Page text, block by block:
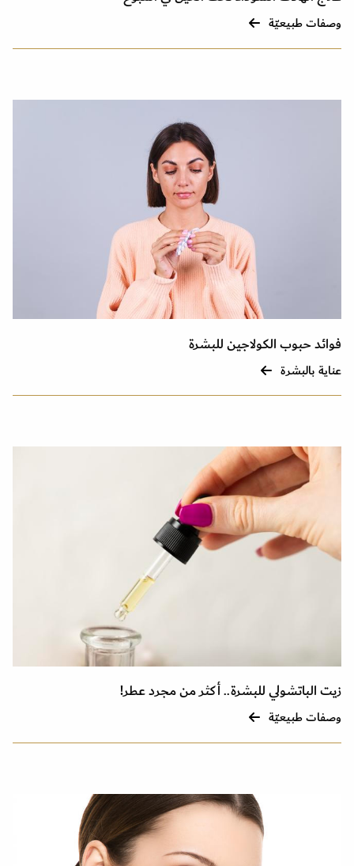
وصفات طبيعيّة
فوائد حبوب الكولاجين للبشرة
عناية بالبشرة
زيت الباتشولي للبشرة.. أكثر من مجرد عطر!
وصفات طبيعيّة